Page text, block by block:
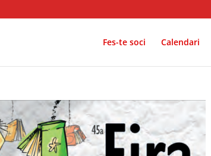
Fes-te soci Calendari